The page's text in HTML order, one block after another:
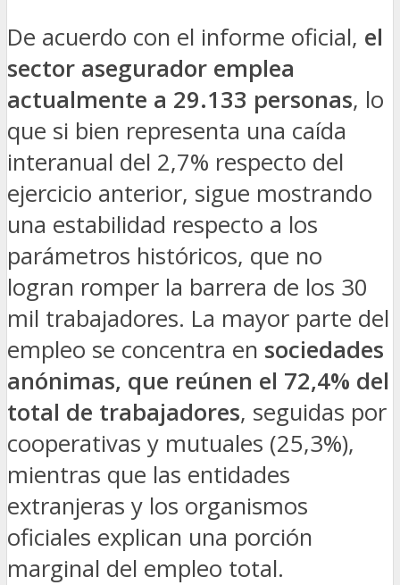
De acuerdo con el informe oficial, el
sector asegurador emplea
actualmente a 29.133 personas, lo
que si bien representa una caída
interanual del 2,7% respecto del
ejercicio anterior, sigue mostrando
una estabilidad respecto a los
parámetros históricos, que no
logran romper la barrera de los 30
mil trabajadores. La mayor parte del
empleo se concentra en sociedades
anónimas, que reúnen el 72,4% del
total de trabajadores, seguidas por
cooperativas y mutuales (25,3%),
mientras que las entidades
extranjeras y los organismos
oficiales explican una porción
marginal del empleo total.